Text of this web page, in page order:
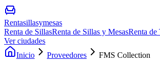
Rentasillasymesas
Renta de SillasRenta de Sillas y MesasRenta de
Ver ciudades
Inicio
Proveedores FMS Collection